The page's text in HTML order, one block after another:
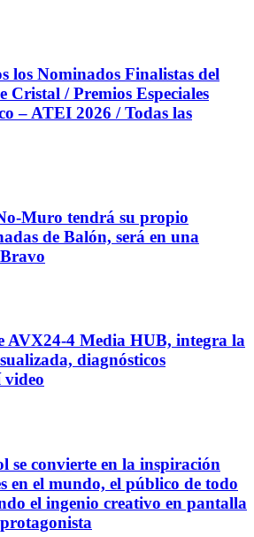
los Nominados Finalistas del
Cristal / Premios Especiales
– ATEI 2026 / Todas las
Muro tendrá su propio
de Balón, será en una
AVX24-4 Media HUB, integra la
diagnósticos
se convierte en la inspiración
en el mundo, el público de todo
el ingenio creativo en pantalla